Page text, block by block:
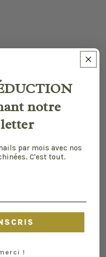
notre
par mois avec nos
C'est tout.
!